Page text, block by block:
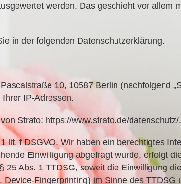
werden. Das geschieht vor allem
in der folgenden Datenschutzerklärung.
10, 10587 Berlin (nachfolgend
IP-Adressen.
Strato: https://www.strato.de/datenschutz/.
lit. f DSGVO. Wir haben ein berechtigtes
Einwilligung abgefragt wurde, erfolgt
Abs. 1 TTDSG, soweit die Einwilligung
Fingerprinting) im Sinne des TTDSG